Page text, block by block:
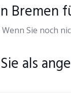
Bremen
Sie noch
als